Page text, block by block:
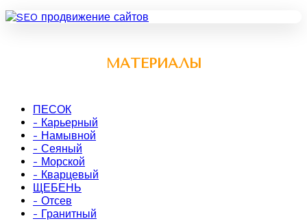
МАТЕРИАЛЫ
ПЕСОК
- Карьерный
- Намывной
- Сеяный
- Морской
- Кварцевый
ЩЕБЕНЬ
- Отсев
- Гранитный